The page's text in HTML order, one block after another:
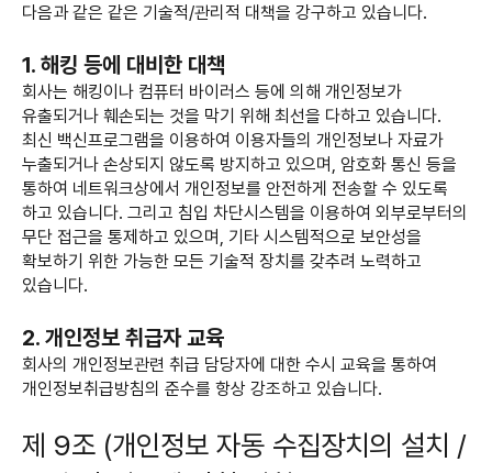
다음과 같은 같은 기술적/관리적 대책을 강구하고 있습니다.
1. 해킹 등에 대비한 대책
회사는 해킹이나 컴퓨터 바이러스 등에 의해 개인정보가
유출되거나 훼손되는 것을 막기 위해 최선을 다하고 있습니다.
최신 백신프로그램을 이용하여 이용자들의 개인정보나 자료가
누출되거나 손상되지 않도록 방지하고 있으며, 암호화 통신 등을
통하여 네트워크상에서 개인정보를 안전하게 전송할 수 있도록
하고 있습니다. 그리고 침입 차단시스템을 이용하여 외부로부터의
무단 접근을 통제하고 있으며, 기타 시스템적으로 보안성을
확보하기 위한 가능한 모든 기술적 장치를 갖추려 노력하고
있습니다.
2. 개인정보 취급자 교육
회사의 개인정보관련 취급 담당자에 대한 수시 교육을 통하여
개인정보취급방침의 준수를 항상 강조하고 있습니다.
제 9조 (개인정보 자동 수집장치의 설치 /